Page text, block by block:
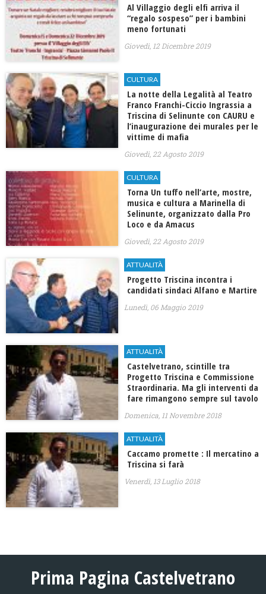
Al Villaggio degli elfi arriva il
“regalo sospeso” per i bambini
meno fortunati
Giovedì, 12 Dicembre 2019
CULTURA
La notte della Legalità al Teatro
Franco Franchi-Ciccio Ingrassia a
Triscina di Selinunte con CAURU e
l’inaugurazione dei murales per le
vittime di mafia
Giovedì, 22 Agosto 2019
CULTURA
Torna Un tuffo nell’arte, mostre,
musica e cultura a Marinella di
Selinunte, organizzato dalla Pro
Loco e da Amacus
Giovedì, 22 Agosto 2019
ATTUALITÀ
Progetto Triscina incontra i
candidati sindaci Alfano e Martire
Lunedì, 06 Maggio 2019
ATTUALITÀ
Castelvetrano, scintille tra
Progetto Triscina e Commissione
Straordinaria. Ma gli interventi da
fare rimangono sempre sul tavolo
Domenica, 11 Novembre 2018
ATTUALITÀ
Caccamo promette : Il mercatino a
Triscina si farà
Venerdì, 13 Luglio 2018
Prima Pagina Castelvetrano